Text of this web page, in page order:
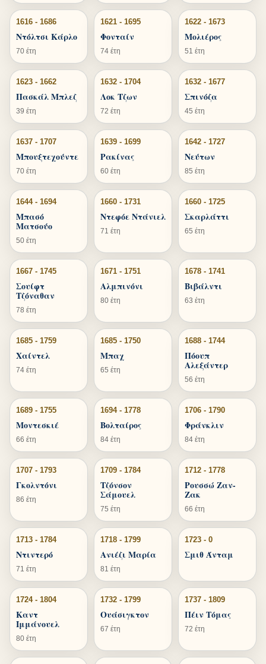
1616 - 1686
Ντόλτσι Κάρλο
70 έτη
1621 - 1695
Φονταίν
74 έτη
1622 - 1673
Μολιέρος
51 έτη
1623 - 1662
Πασκάλ Μπλεζ
39 έτη
1632 - 1704
Λοκ Τζων
72 έτη
1632 - 1677
Σπινόζα
45 έτη
1637 - 1707
Μπουξτεχούντε
70 έτη
1639 - 1699
Ρακίνας
60 έτη
1642 - 1727
Νεύτων
85 έτη
1644 - 1694
Μπασό
Ματσούο
50 έτη
1660 - 1731
Ντεφόε Ντάνιελ
71 έτη
1660 - 1725
Σκαρλάττι
65 έτη
1667 - 1745
Σουίφτ
Τζόναθαν
78 έτη
1671 - 1751
Αλμπινόνι
80 έτη
1678 - 1741
Βιβάλντι
63 έτη
1685 - 1759
Χαίντελ
74 έτη
1685 - 1750
Μπαχ
65 έτη
1688 - 1744
Πόουπ
Αλεξάντερ
56 έτη
1689 - 1755
Μοντεσκιέ
66 έτη
1694 - 1778
Βολταίρος
84 έτη
1706 - 1790
Φράνκλιν
84 έτη
1707 - 1793
Γκολντόνι
86 έτη
1709 - 1784
Τζόνσον
Σάμουελ
75 έτη
1712 - 1778
Ρουσσώ Ζαν-
Ζακ
66 έτη
1713 - 1784
Ντιντερό
71 έτη
1718 - 1799
Ανιέζι Μαρία
81 έτη
1723 - 0
Σμιθ Άνταμ
1724 - 1804
Καντ
Ιμμάνουελ
80 έτη
1732 - 1799
Ουάσιγκτον
67 έτη
1737 - 1809
Πέιν Τόμας
72 έτη